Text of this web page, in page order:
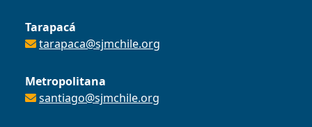
Tarapacá
tarapaca@sjmchile.org
Metropolitana
santiago@sjmchile.org